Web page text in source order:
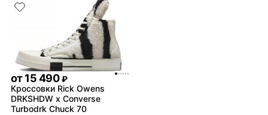
от15 490 ₽
Кроссовки Rick Owens
DRKSHDW x Converse
Turbodrk Chuck 70